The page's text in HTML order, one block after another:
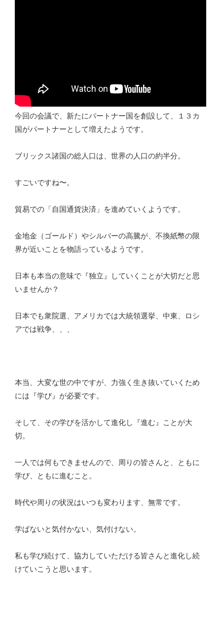
今回の会議で、新たにパートナー国を創設して、１３カ
国がパートナーとして増えたようです。
ブリックス諸国の総人口は、世界の人口の約半分。
すごいですね〜。
貿易での「自国通貨決済」を進めていくようです。
金地金（ゴールド）やシルバーの高騰が、不換紙幣の限
界が近いことを物語っているようです。
日本も本当の意味で『独立』していくことが大切だと思
いませんか？
日本でも衆院選、アメリカでは大統領選挙、中東、ロシ
アでは戦争、、、
本当、大変な世の中ですが、力強く生き抜いていくため
には『学び』が必要です。
そして、その学びを活かして進化し『進む』ことが大
切。
一人では何もできませんので、周りの皆さんと、ともに
学び、ともに進むこと。
時代や周りの状況はいつも変わります、無常です。
学ばないと気付かない、気付けない。
私も学び続けて、協力していただける皆さんと進化し続
けていこうと思います。